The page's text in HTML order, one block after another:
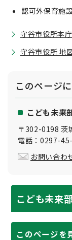
認可外保育施
守谷市役所本
守谷市役所 地
このページ
こども未来
〒302-0198 茨
電話：0297-
お問い合わ
こども未来
このページを